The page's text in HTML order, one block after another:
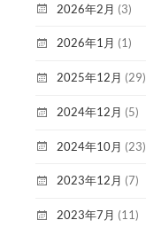
2026年2月 (3)
2026年1月 (1)
2025年12月 (29)
2024年12月 (5)
2024年10月 (23)
2023年12月 (7)
2023年7月 (11)